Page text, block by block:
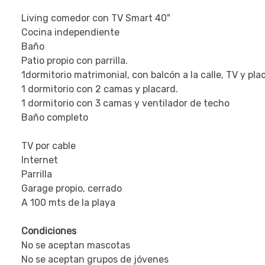
Living comedor con TV Smart 40"
Cocina independiente
Baño
Patio propio con parrilla.
1dormitorio matrimonial, con balcón a la calle, TV y
1 dormitorio con 2 camas y placard.
1 dormitorio con 3 camas y ventilador de techo
Baño completo
TV por cable
Internet
Parrilla
Garage propio, cerrado
A 100 mts de la playa
Condiciones
No se aceptan mascotas
No se aceptan grupos de jóvenes